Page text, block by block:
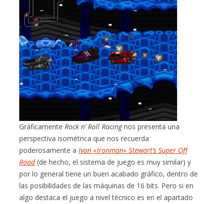
GráficamenteRock n’ Roll Racingnos presenta una
perspectiva isométrica que nos recuerda
poderosamente aIvan «Ironman» Stewart’s Super Off
Road(de hecho, el sistema de juego es muy similar) y
por lo general tiene un buen acabado gráfico, dentro de
las posibilidades de las máquinas de 16 bits. Pero si en
algo destaca el juego a nivel técnico es en el apartado